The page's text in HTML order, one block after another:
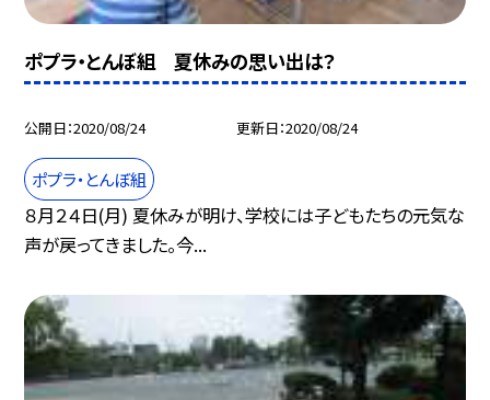
ポプラ・とんぼ組 夏休みの思い出は？
公開日 2020/08/24 更新日 2020/08/24
ポプラ・とんぼ組
８月２４日(月) 夏休みが明け、学校には子どもたちの元気な
声が戻ってきました。今...